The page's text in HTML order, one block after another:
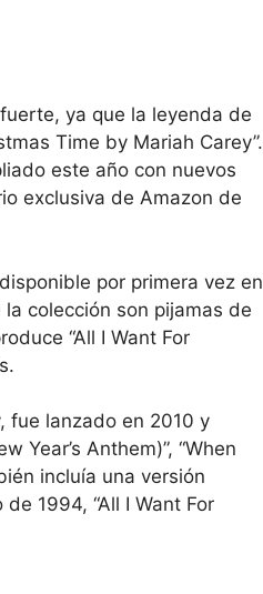
ya que la leyenda de
Time by Mariah Carey”.
este año con nuevos
exclusiva de Amazon de
por primera vez en
colección son pijamas de
“All I Want For
fue lanzado en 2010 y
Year’s Anthem)”, “When
incluía una versión
1994, “All I Want For